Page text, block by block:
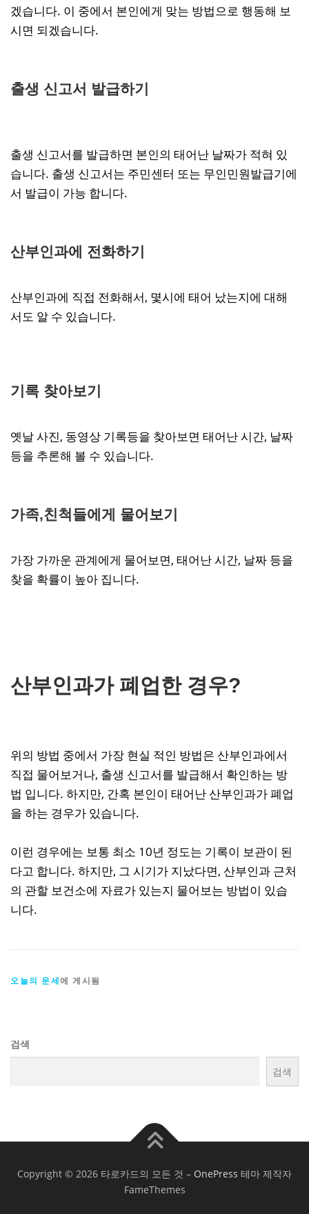
겠습니다. 이 중에서 본인에게 맞는 방법으로 행동해 보
시면 되겠습니다.
출생 신고서 발급하기
출생 신고서를 발급하면 본인의 태어난 날짜가 적혀 있
습니다. 출생 신고서는 주민센터 또는 무인민원발급기에
서 발급이 가능 합니다.
산부인과에 전화하기
산부인과에 직접 전화해서, 몇시에 태어 났는지에 대해
서도 알 수 있습니다.
기록 찾아보기
옛날 사진, 동영상 기록등을 찾아보면 태어난 시간, 날짜
등을 추론해 볼 수 있습니다.
가족,친척들에게 물어보기
가장 가까운 관계에게 물어보면, 태어난 시간, 날짜 등을
찾을 확률이 높아 집니다.
산부인과가 폐업한 경우?
위의 방법 중에서 가장 현실 적인 방법은 산부인과에서
직접 물어보거나, 출생 신고서를 발급해서 확인하는 방
법 입니다. 하지만, 간혹 본인이 태어난 산부인과가 폐업
을 하는 경우가 있습니다.
이런 경우에는 보통 최소 10년 정도는 기록이 보관이 된
다고 합니다. 하지만, 그 시기가 지났다면, 산부인과 근처
의 관할 보건소에 자료가 있는지 물어보는 방법이 있습
니다.
오늘의 운세에 게시됨
검색
검색
Copyright © 2026 타로카드의 모든 것 – OnePress 테마 제작자
FameThemes